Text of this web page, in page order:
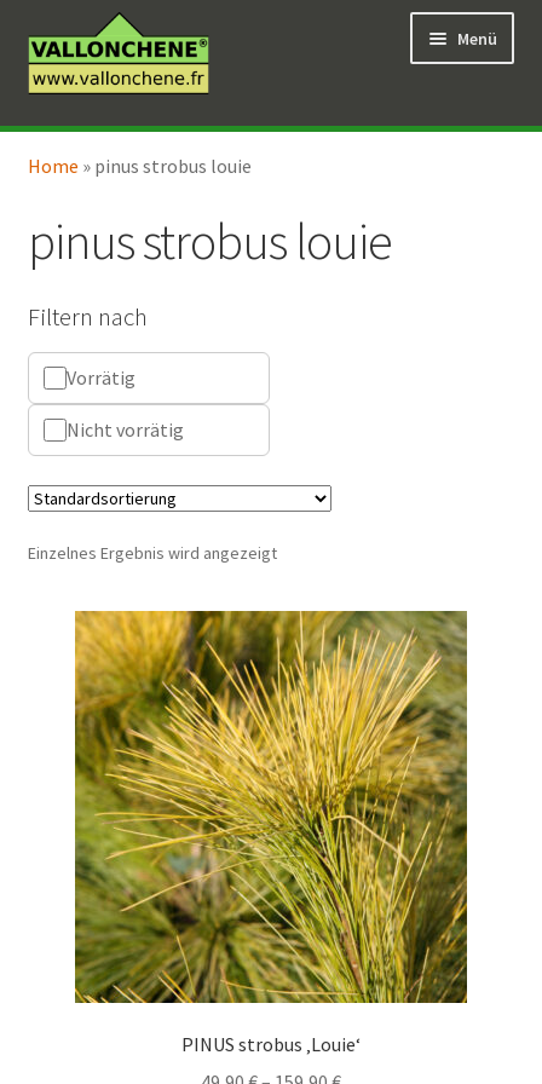
Navigation
springen
Inhalt
springen
Menü
Online-Verkauf
Coaching für den Garten
Home » pinus strobus louie
pinus strobus louie
Filtern nach
Vorrätig
Nicht vorrätig
Einzelnes Ergebnis wird angezeigt
PINUS strobus ‚Louie‘